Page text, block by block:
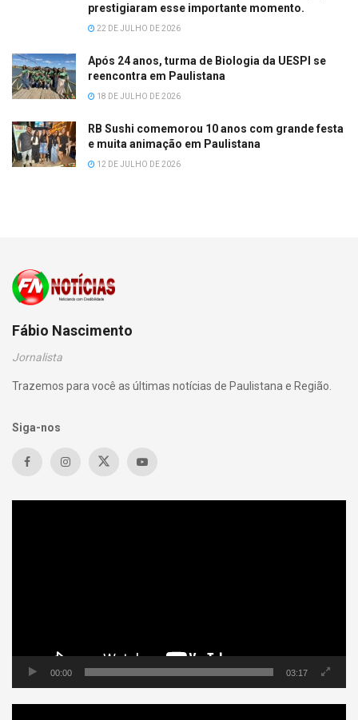
prestigiaram esse importante momento.
22 DE JULHO DE 2026
Após 24 anos, turma de Biologia da UESPI se
reencontra em Paulistana
18 DE JULHO DE 2026
RB Sushi comemorou 10 anos com grande festa
e muita animação em Paulistana
12 DE JULHO DE 2026
Fábio Nascimento
Jornalista
Trazemos para você as últimas notícias de Paulistana e Região.
Siga-nos
00:00 03:17